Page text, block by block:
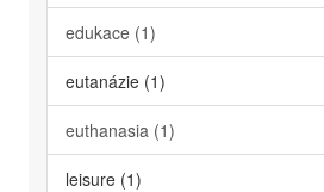
edukace (1)
eutanázie (1)
euthanasia (1)
leisure (1)